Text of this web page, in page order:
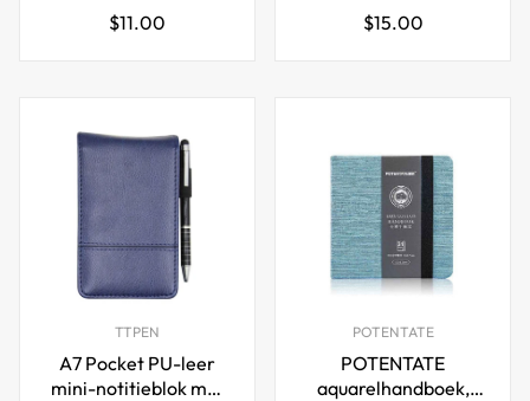
omhulsel A5/A6
Normale
$11.00
aquarelpapier
Normale
$15.00
TTPEN
A7 Pocket PU-leer
mini-notitieblok met
POTENTATE
POTENTATE
aquarelhandboek,